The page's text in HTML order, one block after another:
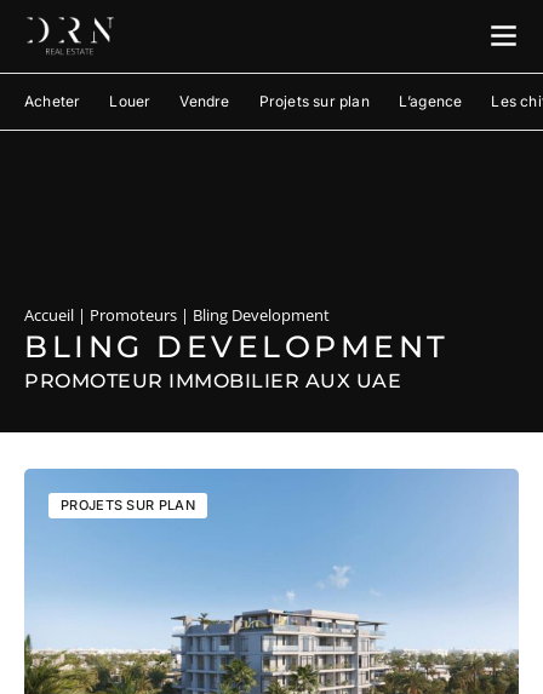
Acheter Louer Vendre Projets sur plan L’agence Les
Accueil | Promoteurs | Bling Development
BLING DEVELOPMENT
PROMOTEUR IMMOBILIER AUX UAE
PROJETS SUR PLAN